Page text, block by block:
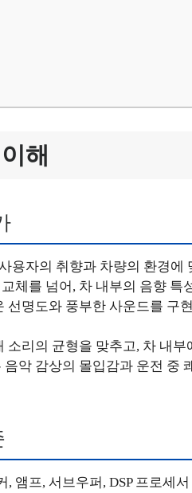
해
용자의 취향과 차량의 환경에
체를 넘어, 차 내부의 음향 특
선명도와 풍부한 사운드를 구
소리의 균형을 맞추고, 차 내
악 감상의 몰입감과 운전 중
앰프, 서브우퍼, DSP 프로세